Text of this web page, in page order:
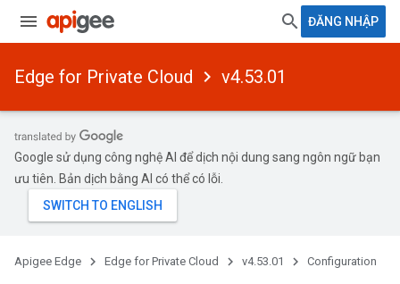
ĐĂNG NHẬP
Edge for Private Cloud v4.53.01
Google sử dụng công nghệ AI để dịch nội dung sang ngôn ngữ bạn
ưu tiên. Bản dịch bằng AI có thể có lỗi.
Apigee Edge Edge for Private Cloud v4.53.01 Configuration